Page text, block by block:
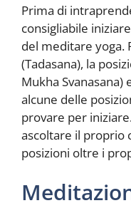
Prima di
consigliabile
del meditare yoga.
(Tadasana), la
Mukha Svanasana)
alcune delle
provare per
ascoltare il proprio
posizioni oltre i